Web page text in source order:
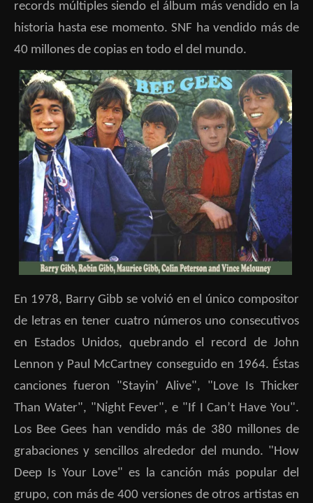
records múltiples siendo el álbum más vendido en la
historia hasta ese momento. SNF ha vendido más de
40 millones de copias en todo el del mundo.
En 1978, Barry Gibb se volvió en el único compositor
de letras en tener cuatro números uno consecutivos
en Estados Unidos, quebrando el record de John
Lennon y Paul McCartney conseguido en 1964. Éstas
canciones fueron "Stayin’ Alive", "Love Is Thicker
Than Water", "Night Fever", e "If I Can’t Have You".
Los Bee Gees han vendido más de 380 millones de
grabaciones y sencillos alrededor del mundo. "How
Deep Is Your Love" es la canción más popular del
grupo, con más de 400 versiones de otros artistas en